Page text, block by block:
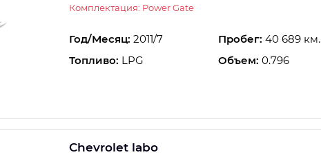
Комплектация: Power Gate
Год/Месяц: 2011/7 Пробег: 40 689 км.
Топливо: LPG Объем: 0.796
Chevrolet labo